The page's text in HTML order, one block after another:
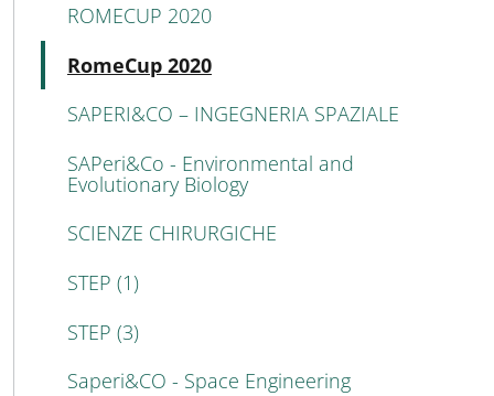
ROMECUP 2020
RomeCup 2020
SAPERI&CO – INGEGNERIA SPAZIALE
SAPeri&Co - Environmental and
Evolutionary Biology
SCIENZE CHIRURGICHE
STEP (1)
STEP (3)
Saperi&CO - Space Engineering